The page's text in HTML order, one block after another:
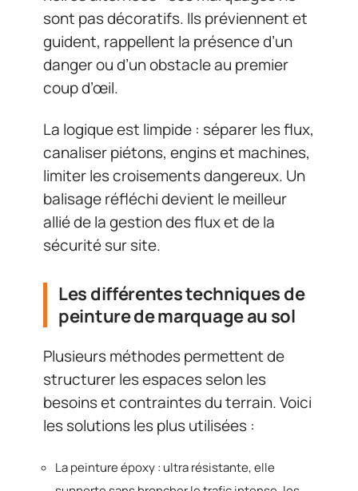
sont pas décoratifs. Ils préviennent et
guident, rappellent la présence d’un
danger ou d’un obstacle au premier
coup d’œil.
La logique est limpide : séparer les flux,
canaliser piétons, engins et machines,
limiter les croisements dangereux. Un
balisage réfléchi devient le meilleur
allié de la gestion des flux et de la
sécurité sur site.
Les différentes techniques de
peinture de marquage au sol
Plusieurs méthodes permettent de
structurer les espaces selon les
besoins et contraintes du terrain. Voici
les solutions les plus utilisées :
La peinture époxy : ultra résistante, elle